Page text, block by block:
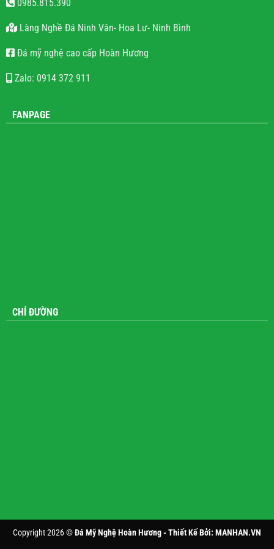
0914.372.911
0985.815.390
Làng Nghề Đá Ninh Vân- Hoa Lư- Ninh Bình
Đá mỹ nghệ cao cấp Hoàn Hương